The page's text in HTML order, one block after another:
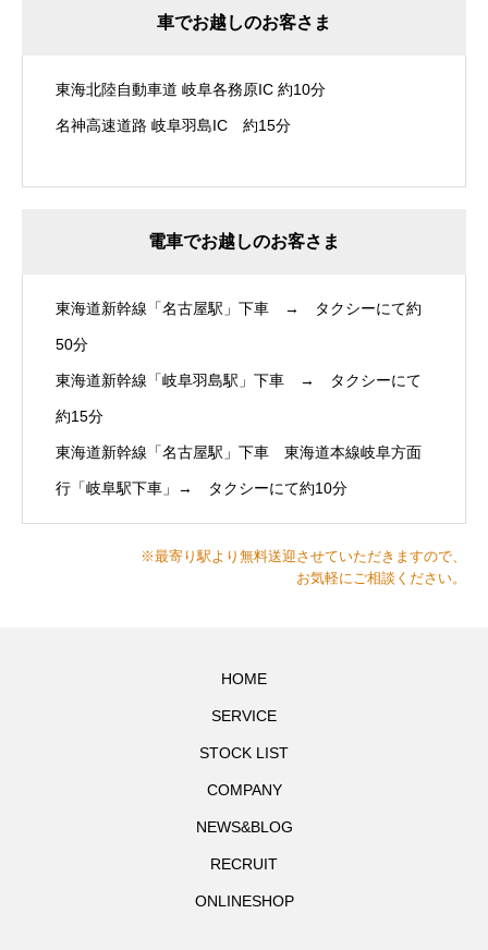
車でお越しのお客さま
東海北陸自動車道 岐阜各務原IC 約10分
名神高速道路 岐阜羽島IC 約15分
電車でお越しのお客さま
東海道新幹線「名古屋駅」下車 → タクシーにて約
50分
東海道新幹線「岐阜羽島駅」下車 → タクシーにて
約15分
東海道新幹線「名古屋駅」下車 東海道本線岐阜方面
行「岐阜駅下車」→ タクシーにて約10分
※最寄り駅より無料送迎させていただきますので、
お気軽にご相談ください。
HOME
SERVICE
STOCK LIST
COMPANY
NEWS&BLOG
RECRUIT
ONLINESHOP